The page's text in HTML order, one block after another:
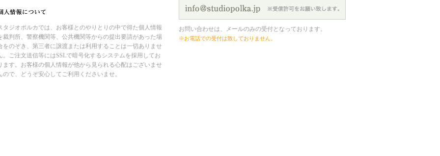
タジオポルカでは、お客様とのやりとりの中で得た個人情報
裁判所、警察機関等、公共機関等からの提出要請があった場
をのぞき、第三者に譲渡または利用することは一切ありませ
。ご注文送信等にはSSLで暗号化するシステムを採用してお
ます。お客様の個人情報が他から見られる心配はございませ
ので、どうぞ安心してご利用くださいませ。
お問い合わせは、メールのみの受付となっております。
※お電話での受付は致しておりません。